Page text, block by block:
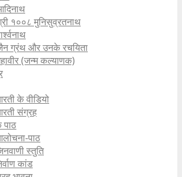
१००८ मुनिसुव्रतनाथ
ग्रंथ और उनके रचयिता
(जन्म कल्याणक)
के वीडियो
संग्रह
पाठ
पाठ
स्तुति
कांड